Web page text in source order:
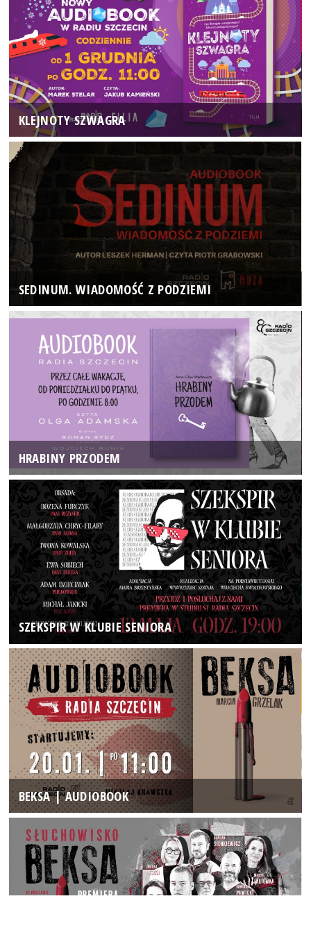
KLEJNOTY SZWAGRA
SEDINUM. WIADOMOŚĆ Z PODZIEMI
HRABINY PRZODEM
SZEKSPIR W KLUBIE SENIORA
BEKSA | AUDIOBOOK